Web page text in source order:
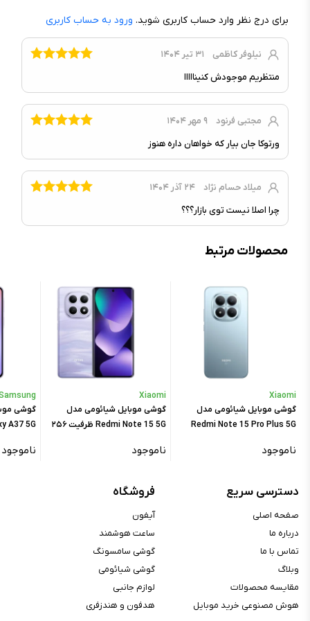
رابط کاربری :
iOS
چیپست :
Apple A۱۵ Bionic (۵nm)
پردازنده گرافیکی :
Apple GPU (۵-core graphics)
حافظه و رم
درگاه کارت حافظه :
ندارد
حافظه داخلی :
۱۲۸ گیگابایت
صدا
مشخصات اسپیکر :
اسپیکرهای استریو
Dual-Band, Wi-Fi ۸۰۲.۱۱
a/b/g/n/ac/۶
بلوتوث :
A۲DP, Bluetooth ۵.۰, LE
موقعیت‌یابی :
BDS, GALILEO, GLONASS, GPS,
NFC :
دارد
رادیو :
ندارد
درگاه ارتباطی :
Lightning
قابلیت OTG :
دارد
حسگر و ویژگی‌ها
قابلیت تشخیص چهره :
دارد
برای درج نظر وارد حساب کاربری شوید. ورود به حساب کاربری
نیلوفر کاظمی
۳۱ تیر ۱۴۰۴
منتظریم موجودش کنینااااا
مجتبی فرنود
۹ مهر ۱۴۰۴
ورتوکا جان بیار که خواهان داره هنوز
میلاد حسام نژاد
۲۴ آذر ۱۴۰۴
چرا اصلا نیست توی بازار؟؟؟
محصولات مرتبط
Xiaomi
گوشی موبایل شیائومی مدل
Redmi Note 15 Pro Plus 5G
گیگابایت
ناموجود
Xiaomi
گوشی موبایل شیائومی مدل
Redmi Note 15 5G ظرفیت ۲۵۶
ناموجود
گوشی
ناموجود
دسترسی سریع
صفحه اصلی
درباره ما
تماس با ما
وبلاگ
مقایسه محصولات
هوش مصنوعی خرید موبایل
فروشگاه
آیفون
ساعت هوشمند
گوشی سامسونگ
گوشی شیائومی
لوازم جانبی
هدفون و هندزفری